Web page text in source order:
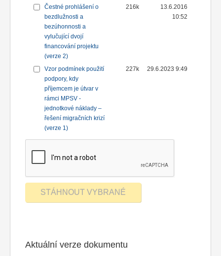
Čestné prohlášení o
bezdlužnosti a
bezúhonnosti a
vylučující dvojí
financování projektu
(verze 2)
216k
13.6.2016
10:52
Vzor podmínek použití
podpory, kdy
příjemcem je útvar v
rámci MPSV -
jednotkové náklady –
řešení migračních krizí
(verze 1)
227k 29.6.2023 9:49
Aktuální verze dokumentu